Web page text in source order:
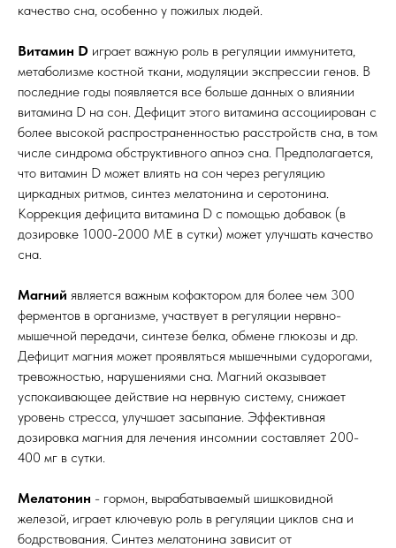
качество сна, особенно у пожилых людей.
Витамин D играет важную роль в регуляции иммунитета,
метаболизме костной ткани, модуляции экспрессии генов. В
последние годы появляется все больше данных о влиянии
витамина D на сон. Дефицит этого витамина ассоциирован с
более высокой распространенностью расстройств сна, в том
числе синдрома обструктивного апноэ сна. Предполагается,
что витамин D может влиять на сон через регуляцию
циркадных ритмов, синтез мелатонина и серотонина.
Коррекция дефицита витамина D с помощью добавок (в
дозировке 1000-2000 МЕ в сутки) может улучшать качество
сна.
Магний является важным кофактором для более чем 300
ферментов в организме, участвует в регуляции нервно-
мышечной передачи, синтезе белка, обмене глюкозы и др.
Дефицит магния может проявляться мышечными судорогами,
тревожностью, нарушениями сна. Магний оказывает
успокаивающее действие на нервную систему, снижает
уровень стресса, улучшает засыпание. Эффективная
дозировка магния для лечения инсомнии составляет 200-
400 мг в сутки.
Мелатонин - гормон, вырабатываемый шишковидной
железой, играет ключевую роль в регуляции циклов сна и
бодрствования. Синтез мелатонина зависит от